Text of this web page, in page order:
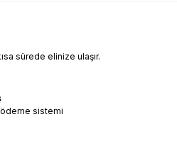
sürede elinize ulaşır.
sistemi